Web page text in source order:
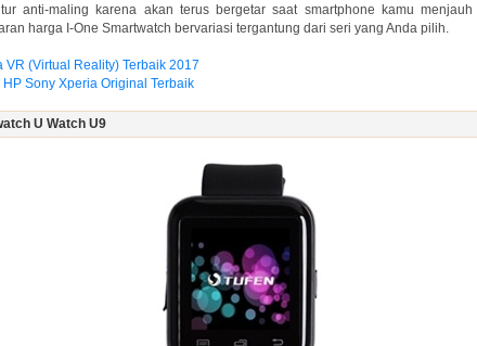
anti-maling karena akan terus bergetar saat smartphone kamu
harga I-One Smartwatch bervariasi tergantung dari seri yang Anda pilih.
VR (Virtual Reality) Terbaik 2017
HP Sony Xperia Original Terbaik
U Watch U9